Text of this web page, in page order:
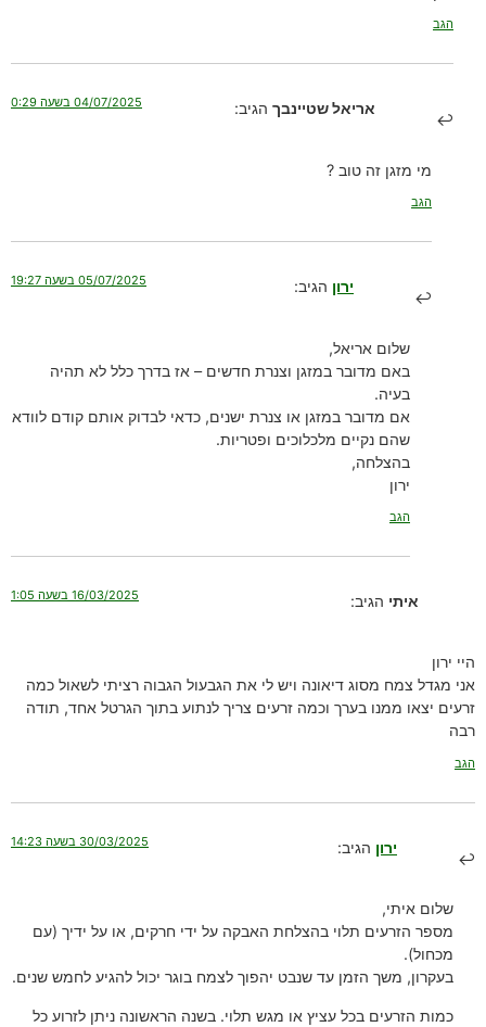
הגב
אריאל שטיינבך הגיב: 04/07/2025 בשעה 0:29
מי מזגן זה טוב ?
הגב
ירון הגיב: 05/07/2025 בשעה 19:27
שלום אריאל,
באם מדובר במזגן וצנרת חדשים – אז בדרך כלל לא תהיה
בעיה.
אם מדובר במזגן או צנרת ישנים, כדאי לבדוק אותם קודם לוודא
שהם נקיים מלכלוכים ופטריות.
בהצלחה,
ירון
הגב
איתי הגיב: 16/03/2025 בשעה 1:05
היי ירון
אני מגדל צמח מסוג דיאונה ויש לי את הגבעול הגבוה רציתי לשאול כמה
זרעים יצאו ממנו בערך וכמה זרעים צריך לנתוע בתוך הגרטל אחד, תודה
רבה
הגב
ירון הגיב: 30/03/2025 בשעה 14:23
שלום איתי,
מספר הזרעים תלוי בהצלחת האבקה על ידי חרקים, או על ידיך (עם
מכחול).
בעקרון, משך הזמן עד שנבט יהפוך לצמח בוגר יכול להגיע לחמש שנים.
כמות הזרעים בכל עציץ או מגש תלוי. בשנה הראשונה ניתן לזרוע כל